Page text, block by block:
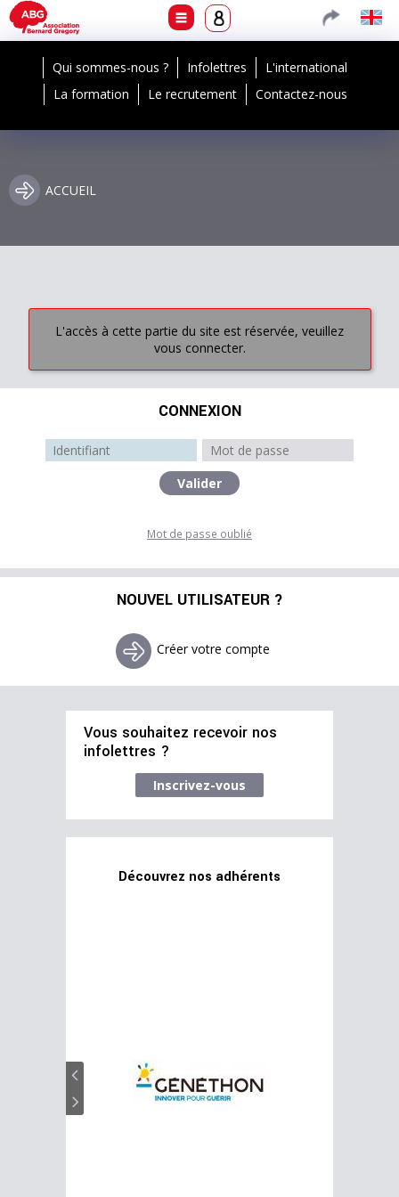
Qui sommes-nous ? Infolettres
L'international
La formation
Le recrutement Contactez-nous
ACCUEIL
L'accès à cette partie du site est réservée, veuillez
vous connecter.
CONNEXION
Mot de passe oublié
NOUVEL UTILISATEUR ?
Créer votre compte
Vous souhaitez recevoir nos
infolettres ?
Inscrivez-vous
Découvrez nos adhérents